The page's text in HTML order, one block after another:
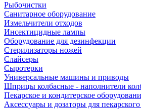
Рыбочистки
Санитарное оборудование
Измельчители отходов
Инсектицидные лампы
Оборудование для дезинфекции
Стерилизаторы ножей
Слайсеры
Сыротерки
Универсальные машины и приводы
Шприцы колбасные - наполнители
Пекарское и кондитерское
Аксессуары и дозаторы для